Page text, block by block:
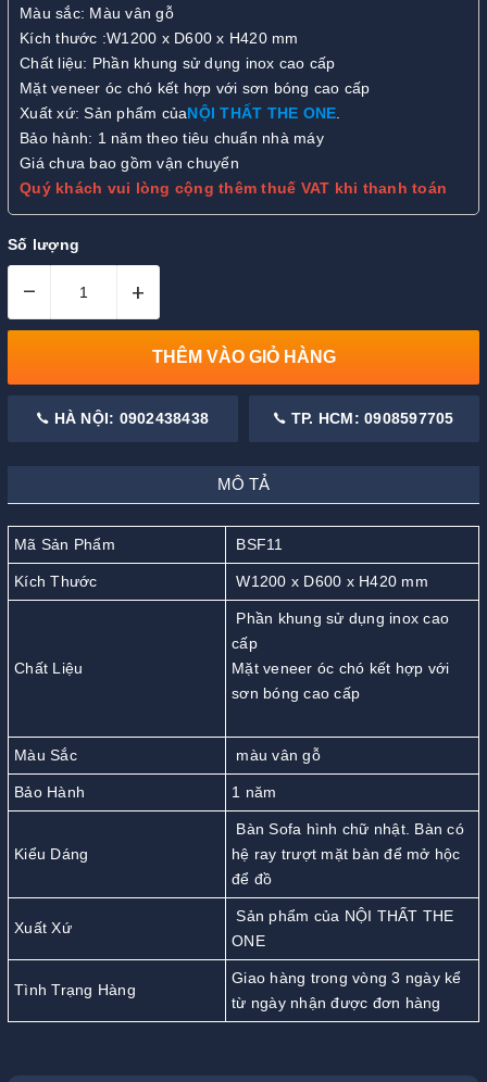
Màu sắc: Màu vân gỗ
Kích thước :W1200 x D600 x H420 mm
Chất liệu: Phần khung sử dụng inox cao cấp
Mặt veneer óc chó kết hợp với sơn bóng cao cấp
Xuất xứ: Sản phẩm củaNỘI THẤT THE ONE.
Bảo hành: 1 năm theo tiêu chuẩn nhà máy
Giá chưa bao gồm vận chuyển
Quý khách vui lòng cộng thêm thuế VAT khi thanh toán
Số lượng
– +
THÊM VÀO GIỎ HÀNG
HÀ NỘI: 0902438438 TP. HCM: 0908597705
MÔ TẢ
Mã Sản Phẩm BSF11
Kích Thước W1200 x D600 x H420 mm
Chất Liệu
Phần khung sử dụng inox cao
cấp
Mặt veneer óc chó kết hợp với
sơn bóng cao cấp
Màu Sắc màu vân gỗ
Bảo Hành 1 năm
Kiểu Dáng
Bàn Sofa hình chữ nhật. Bàn có
hệ ray trượt mặt bàn để mở hộc
để đồ
Xuất Xứ
Sản phẩm của NỘI THẤT THE
ONE
Tình Trạng Hàng
Giao hàng trong vòng 3 ngày kể
từ ngày nhận được đơn hàng